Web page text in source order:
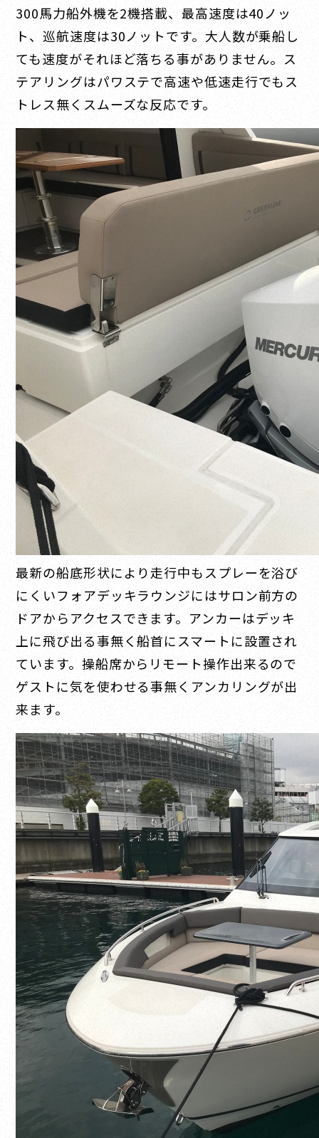
300馬力船外機を2機搭載、最高速度は40ノッ
ト、巡航速度は30ノットです。大人数が乗船し
ても速度がそれほど落ちる事がありません。ス
テアリングはパワステで高速や低速走行でもス
トレス無くスムーズな反応です。
最新の船底形状により走行中もスプレーを浴び
にくいフォアデッキラウンジにはサロン前方の
ドアからアクセスできます。アンカーはデッキ
上に飛び出る事無く船首にスマートに設置され
ています。操船席からリモート操作出来るので
ゲストに気を使わせる事無くアンカリングが出
来ます。